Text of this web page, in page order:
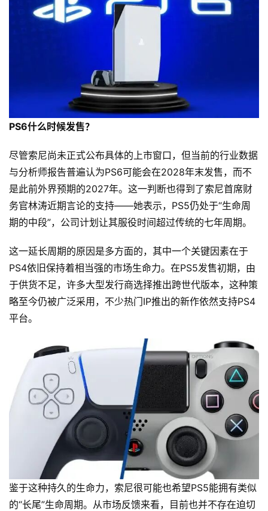
PS6什么时候发售？
尽管索尼尚未正式公布具体的上市窗口，但当前的行业数据
与分析师报告普遍认为PS6可能会在2028年末发售，而不
是此前外界预期的2027年。这一判断也得到了索尼首席财
务官林涛近期言论的支持——她表示，PS5仍处于“生命周
期的中段”，公司计划让其服役时间超过传统的七年周期。
这一延长周期的原因是多方面的，其中一个关键因素在于
PS4依旧保持着相当强的市场生命力。在PS5发售初期，由
于供货不足，许多大型发行商选择推出跨世代版本，这种策
略至今仍被广泛采用，不少热门IP推出的新作依然支持PS4
平台。
鉴于这种持久的生命力，索尼很可能也希望PS5能拥有类似
的“长尾”生命周期。从市场反馈来看，目前也并不存在迫切